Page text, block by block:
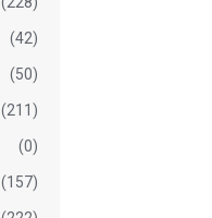
(42)
(50)
(211)
(0)
(157)